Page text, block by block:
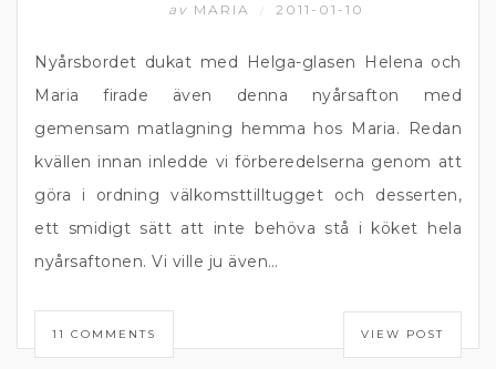
av MARIA 2011-01-10
Nyårsbordet dukat med Helga-glasen Helena och
Maria firade även denna nyårsafton med
gemensam matlagning hemma hos Maria. Redan
kvällen innan inledde vi förberedelserna genom att
göra i ordning välkomsttilltugget och desserten,
ett smidigt sätt att inte behöva stå i köket hela
nyårsaftonen. Vi ville ju även…
11 COMMENTS VIEW POST